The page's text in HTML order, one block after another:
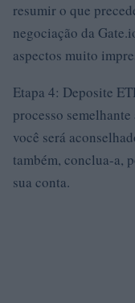
resumir o que
negociação da
aspectos muito
Etapa 4: Deposite
processo
você será
também, conclua-a,
sua conta.